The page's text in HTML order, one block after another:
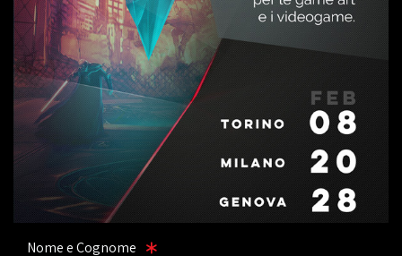
Nome e Cognome